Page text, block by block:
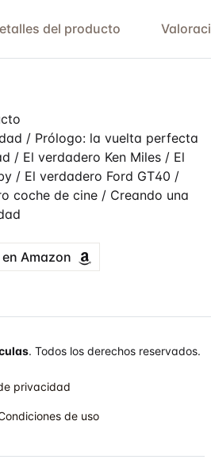
del producto
/ Prólogo: la vuelta perfecta
/ El verdadero Ken Miles / El
/ El verdadero Ford GT40 /
coche de cine / Creando una
en Amazon
. Todos los derechos reservados.
privacidad
de uso